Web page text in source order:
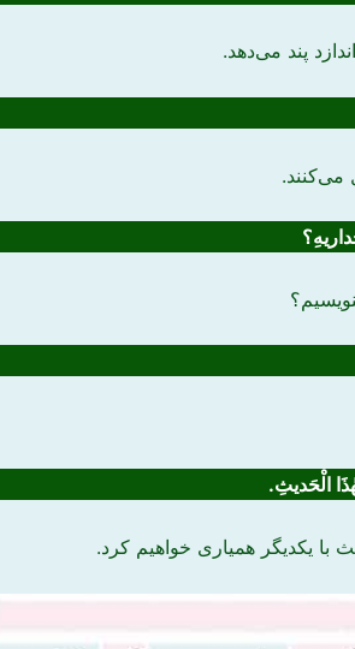
پند ‌می‌دهد.
‌می‌کنند.
الْحَدیثِ.
یکدیگر همیاری خواهیم کرد.